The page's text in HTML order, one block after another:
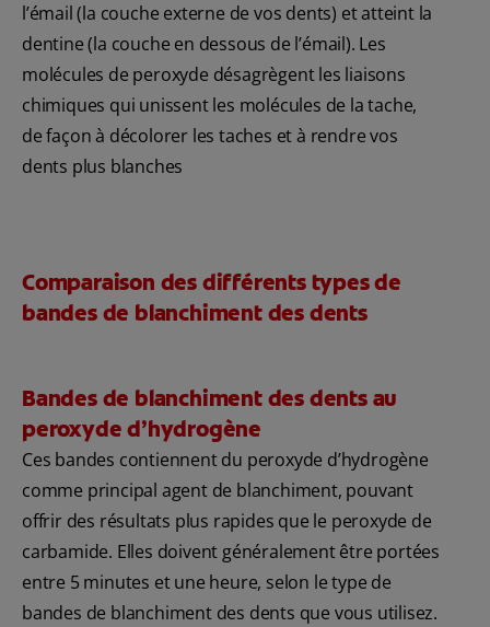
l’émail (la couche externe de vos dents) et atteint la
dentine (la couche en dessous de l’émail). Les
molécules de peroxyde désagrègent les liaisons
chimiques qui unissent les molécules de la tache,
de façon à décolorer les taches et à rendre vos
dents plus blanches
Comparaison des différents types de
bandes de blanchiment des dents
Bandes de blanchiment des dents au
peroxyde d’hydrogène
Ces bandes contiennent du peroxyde d’hydrogène
comme principal agent de blanchiment, pouvant
offrir des résultats plus rapides que le peroxyde de
carbamide. Elles doivent généralement être portées
entre 5 minutes et une heure, selon le type de
bandes de blanchiment des dents que vous utilisez.